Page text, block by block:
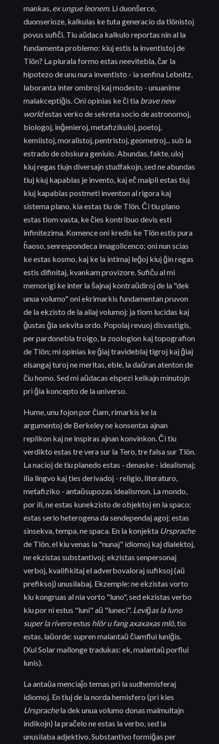
mankas, ex ungue leonem. Li duonŝerce,
duonserioze, kalkulas ke tuta generacio da tlönistoj
povus sufiĉi. Tiu aŭdaca kalkulo reportas nin al la
fundamenta problemo: kiuj estis la inventistoj de
Tlön? La plurala formo estas neevitebla, ĉar la
hipotezo de unu nura inventisto - ia senfina Lebnitz,
laboranta inter ombroj kaj modesto - unuanime
malakceptiĝis. Oni opinias ke ĉi tia brave new
worldestas verko de sekreta socio de astronomoj,
biologoj, inĝenieroj, metafizikuloj, poetoj,
kemiistoj, moralistoj, pentristoj, geometroj... sub la
estrado de obskura geniulo. Abundas, fakte, uloj
kiuj regas tiujn diversajn studfakojn, sed ne abundas
tiuj kiuj kapablas je invento, kaj eĉ malpli estas tiuj
kiuj kapablas postmeti inventon al rigora kaj
sistema plano, kia estas tiu de Tlön. Ĉi tiu plano
estas tiom vasta, ke ĉies kontribuo devis esti
infinitezima. Komence oni kredis ke Tlön estis pura
ĥaoso, senrespondeca imagolicenco; oni nun scias
ke estas kosmo, kaj ke la intimaj leĝoj kiuj ĝin regas
estis difinitaj, kvankam provizore. Sufiĉu al mi
memorigi ke inter la ŝajnaj kontraŭdiroj de la "dek
unua volumo" oni ekrimarkis fundamentan pruvon
de la ekzisto de la aliaj volumoj: ja tiom lucidas kaj
ĝustas ĝia sekvita ordo. Popolaj revuoj disvastigis,
per pardonebla troigo, la zoologion kaj topografion
de Tlön; mi opinias ke ĝiaj travideblaj tigroj kaj ĝiaj
elsangaj turoj ne meritas, eble, la daŭran atenton de
ĉiu homo. Sed mi aŭdacas elspezi kelkajn minutojn
pri ĝia koncepto de la universo.
Hume, unu fojon por ĉiam, rimarkis ke la
argumentoj de Berkeley ne konsentas ajnan
replikon kaj ne inspiras ajnan konvinkon. Ĉi tiu
verdikto estas tre vera sur la Tero, tre falsa sur Tlön.
La nacioj de tiu planedo estas - denaske - idealismaj;
ilia lingvo kaj ties derivadoj - religio, literaturo,
metafiziko - antaŭsupozas idealismon. La mondo,
por ili, ne estas kunekzisto de objektoj en la spaco;
estas serio heterogena da sendependaj agoj; estas
sinsekva, tempa, ne spaca. En la konjekta Ursprache
de Tlön, el kiu venas la "nunaj" idiomoj kaj dialektoj,
ne ekzistas substantivoj; ekzistas senpersonaj
verboj, kvalifikitaj el adverbovaloraj sufiksoj (aŭ
prefiksoj) unusilabaj. Ekzemple: ne ekzistas vorto
kiu kongruas al nia vorto "luno", sed ekzistas verbo
kiu por ni estus "luni" aŭ "luneci". Leviĝas la luno
super la riveroestus hlör u fang axaxaxas mlö, tio
estas, laŭorde: supren malantaŭ ĉiamflui luniĝis.
(Xul Solar mallonge tradukas: ek, malantaŭ porflui
lunis).
La antaŭa menciaĵo temas pri la sudhemisferaj
idiomoj. En tiuj de la norda hemisfero (pri kies
Ursprachela dek unua volumo donas malmultajn
indikojn) la praĉelo ne estas la verbo, sed la
unusilaba adjektivo. Substantivo formiĝas per